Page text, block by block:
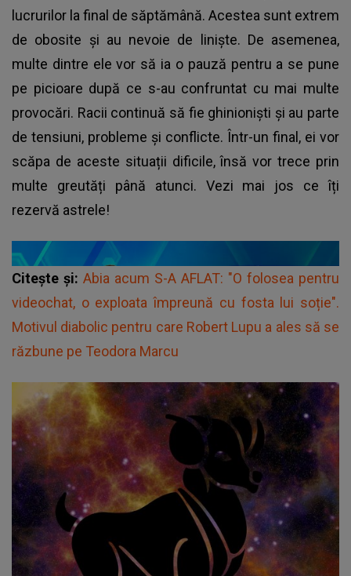
lucrurilor la final de săptămână. Acestea sunt extrem
de obosite și au nevoie de liniște. De asemenea,
multe dintre ele vor să ia o pauză pentru a se pune
pe picioare după ce s-au confruntat cu mai multe
provocări. Racii continuă să fie ghinioniști și au parte
de tensiuni, probleme și conflicte. Într-un final, ei vor
scăpa de aceste situații dificile, însă vor trece prin
multe greutăți până atunci. Vezi mai jos ce îți
rezervă astrele!
Citește și: Abia acum S-A AFLAT: "O folosea pentru
videochat, o exploata împreună cu fosta lui soție".
Motivul diabolic pentru care Robert Lupu a ales să se
răzbune pe Teodora Marcu